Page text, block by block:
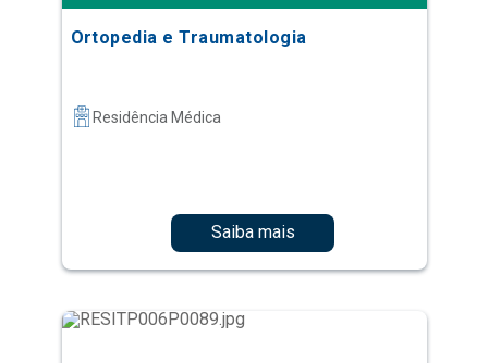
Ortopedia e Traumatologia
Residência Médica
Saiba mais